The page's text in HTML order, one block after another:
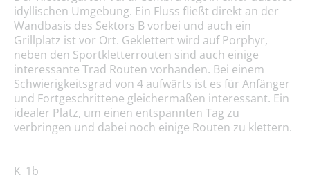
idyllischen Umgebung. Ein Fluss fließt direkt an der
Wandbasis des Sektors B vorbei und auch ein
Grillplatz ist vor Ort. Geklettert wird auf Porphyr,
neben den Sportkletterrouten sind auch einige
interessante Trad Routen vorhanden. Bei einem
Schwierigkeitsgrad von 4 aufwärts ist es für Anfänger
und Fortgeschrittene gleichermaßen interessant. Ein
idealer Platz, um einen entspannten Tag zu
verbringen und dabei noch einige Routen zu klettern.
K_1b